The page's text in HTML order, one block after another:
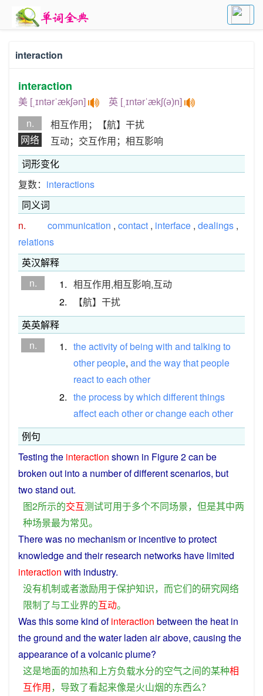
interaction
interaction
美 [ˌɪntərˈækʃən] 英 [ˌɪntərˈækʃ(ə)n]
n.
相互作用；【航】干扰
网络
互动；交互作用；相互影响
词形变化
复数： interactions
同义词
n.
communication , contact , interface , dealings ,
relations
英汉解释
n.
1. 相互作用,相互影响,互动
2.
【航】干扰
英英解释
n.
1. theactivityofbeing with and talking to
other people, and thewaythat people
reactto each other
2. the processbywhich differentthings
affecteach otherorchangeeach other
例句
Testing the interaction shown in Figure2can be
broken out into a numberofdifferentscenarios, but
twostand out.
图2所示的交互测试可用于多个不同场景， 但是其中两
种场景最为常见。
There was no mechanismor incentivetoprotect
knowledgeand their research networks have limited
interaction with industry.
没有机制或者激励用于保护知识， 而它们的研究网络
限制了与工业界的互动。
Was thissome kind ofinteraction between the heat in
theground and thewater laden airabove, causing the
appearanceof avolcanicplume?
这是地面的加热和上方负载水分的空气之间的某种相
互作用， 导致了看起来像是火山烟的东西么？